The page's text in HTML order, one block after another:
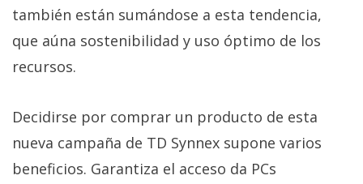
también están sumándose a esta tendencia,
que aúna sostenibilidad y uso óptimo de los
recursos.
Decidirse por comprar un producto de esta
nueva campaña de TD Synnex supone varios
beneficios. Garantiza el acceso da PCs